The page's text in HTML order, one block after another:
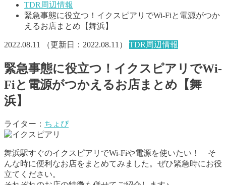
TDR周辺情報
緊急事態に役立つ！イクスピアリでWi-Fiと電源がつか
えるお店まとめ【舞浜】
2022.08.11 （更新日： 2022.08.11 ） TDR周辺情報
緊急事態に役立つ！イクスピアリでWi-
Fiと電源がつかえるお店まとめ【舞
浜】
ライター： ちょぴ
舞浜駅すぐのイクスピアリでWi-Fiや電源を使いたい！ そ
んな時に便利なお店をまとめてみました。ぜひ緊急時にお役
立てください。